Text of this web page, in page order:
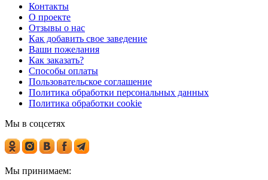
Контакты
О проекте
Отзывы о нас
Как добавить свое заведение
Ваши пожелания
Как заказать?
Способы оплаты
Пользовательское соглашение
Политика обработки персональных данных
Политика обработки cookie
Мы в соцсетях
Мы принимаем: